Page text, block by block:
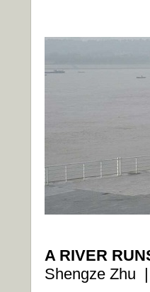
A RIVER
Shengze Zhu